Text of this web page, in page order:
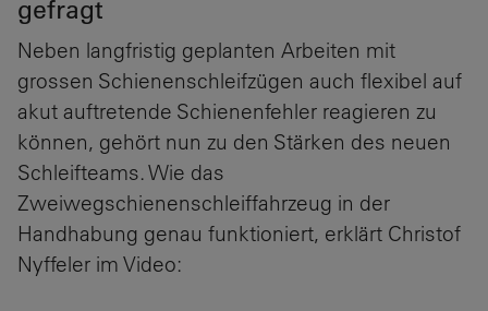
gefragt
Neben langfristig geplanten Arbeiten mit
grossen Schienenschleifzügen auch flexibel auf
akut auftretende Schienenfehler reagieren zu
können, gehört nun zu den Stärken des neuen
Schleifteams. Wie das
Zweiwegschienenschleiffahrzeug in der
Handhabung genau funktioniert, erklärt Christof
Nyffeler im Video: